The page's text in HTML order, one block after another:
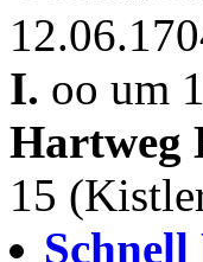
I. oo um
Hartweg
15